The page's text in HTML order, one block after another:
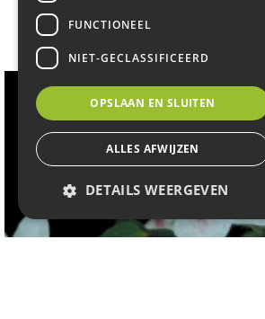
Clematis 'Cr?puscule'
FUNCTIONEEL
NIET-GECLASSIFICEERD
OPSLAAN EN SLUITEN
ALLES AFWIJZEN
DETAILS WEERGEVEN